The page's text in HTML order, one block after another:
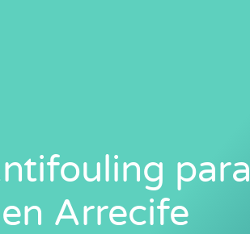
para
Arrecife